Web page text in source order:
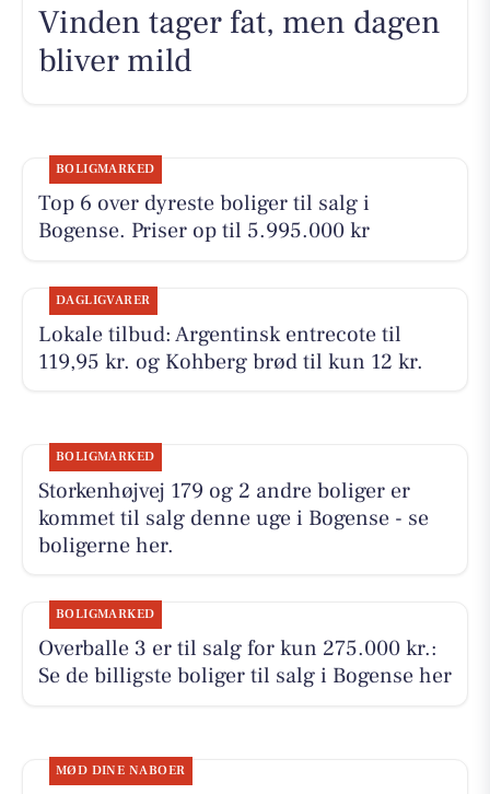
Vinden tager fat, men dagen
bliver mild
BOLIGMARKED
Top 6 over dyreste boliger til salg i
Bogense. Priser op til 5.995.000 kr
DAGLIGVARER
Lokale tilbud: Argentinsk entrecote til
119,95 kr. og Kohberg brød til kun 12 kr.
BOLIGMARKED
Storkenhøjvej 179 og 2 andre boliger er
kommet til salg denne uge i Bogense - se
boligerne her.
BOLIGMARKED
Overballe 3 er til salg for kun 275.000 kr.:
Se de billigste boliger til salg i Bogense her
MØD DINE NABOER